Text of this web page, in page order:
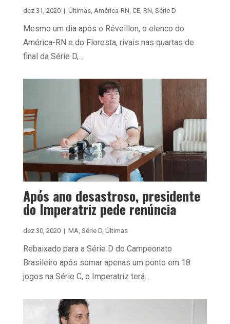
dez 31, 2020 | Últimas, América-RN, CE, RN, Série D
Mesmo um dia após o Réveillon, o elenco do
América-RN e do Floresta, rivais nas quartas de
final da Série D,...
Após ano desastroso, presidente
do Imperatriz pede renúncia
dez 30, 2020 | MA, Série D, Últimas
Rebaixado para a Série D do Campeonato
Brasileiro após somar apenas um ponto em 18
jogos na Série C, o Imperatriz terá...